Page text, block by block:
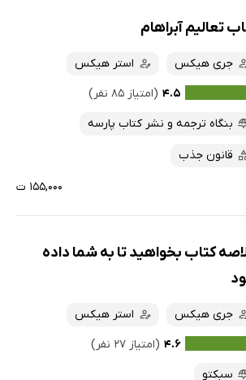
تعالیم آبراهام
جری هیکس
استر هیکس
۴.۵ (امتیاز ۸۵ نفر)
بنگاه ترجمه و نشر کتاب پارسه
قانون جذب
۱۵۵,۰۰۰ ت
کتاب بخواهید تا به شما داده
جری هیکس
استر هیکس
۴.۶ (امتیاز ۲۷ نفر)
سبکتو